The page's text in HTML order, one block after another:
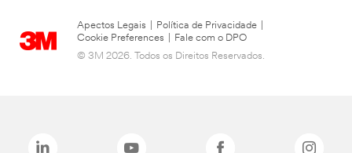
Apectos Legais Política de Privacidade
Cookie Preferences
Fale com o DPO
© 3M 2026. Todos os Direitos Reservados.